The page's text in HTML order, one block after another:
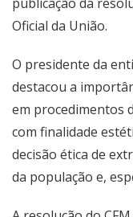
Oficial da União.
O presidente da
destacou a
em procedimentos
com finalidade
decisão ética de
da população e,